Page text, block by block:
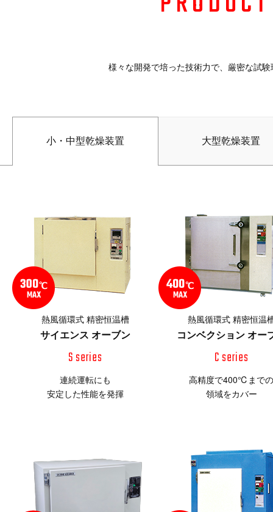
様々な開発で培った技術力で、厳密な試
小・中型乾燥装置 大型乾燥装置
熱風循環式 精密恒温槽
サイエンス オーブン
S series
連続運転にも
安定した性能を発揮
熱風循環式 精密恒温
コンベクション オー
C series
高精度で400℃まで
領域をカバー